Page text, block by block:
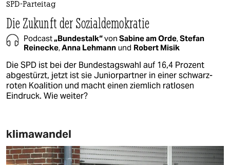
SPD-Parteitag
Die Zukunft der Sozialdemokratie
Podcast„Bundestalk“von Sabine am Orde,Stefan
Reinecke,Anna Lehmann und Robert Misik
Die SPD ist bei der Bundestagswahl auf 16,4 Prozent
abgestürzt, jetzt ist sie Juniorpartner in einer schwarz-
roten Koalition und macht einen ziemlich ratlosen
Eindruck. Wie weiter?
klimawandel